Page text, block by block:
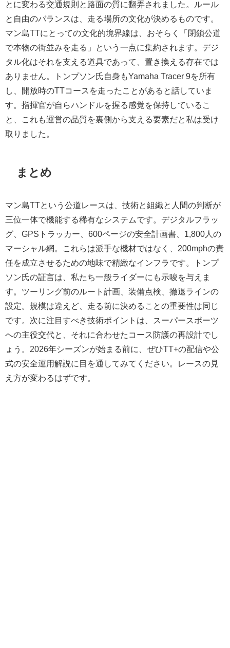
とに変わる交通規則と路面の質に翻弄されました。ルール
と自由のバランスは、走る場所の文化が決めるものです。
マン島TTにとっての文化的境界線は、おそらく「閉鎖公道
で本物の街並みを走る」という一点に集約されます。デジ
タル化はそれを支える道具であって、置き換える存在では
ありません。トンプソン氏自身もYamaha Tracer 9を所有
し、開放時のTTコースを走ったことがあると話していま
す。指揮官が自らハンドルを握る感覚を保持しているこ
と、これも運営の品質を裏側から支える要素だと私は受け
取りました。
まとめ
マン島TTという公道レースは、技術と組織と人間の判断が
三位一体で機能する稀有なシステムです。デジタルフラッ
グ、GPSトラッカー、600ページの安全計画書、1,800人の
マーシャル網。これらは派手な機材ではなく、200mphの責
任を成立させるための地味で精緻なインフラです。トンプ
ソン氏の証言は、私たち一般ライダーにも示唆を与えま
す。ツーリング前のルート計画、装備点検、撤退ラインの
設定。規模は違えど、走る前に決めることの重要性は同じ
です。次に注目すべき技術ポイントは、スーパースポーツ
への主役交代と、それに合わせたコース防護の再設計でし
ょう。2026年シーズンが始まる前に、ぜひTT+の配信や公
式の安全運用解説に目を通してみてください。レースの見
え方が変わるはずです。